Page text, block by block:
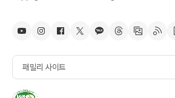
패밀리 사이트